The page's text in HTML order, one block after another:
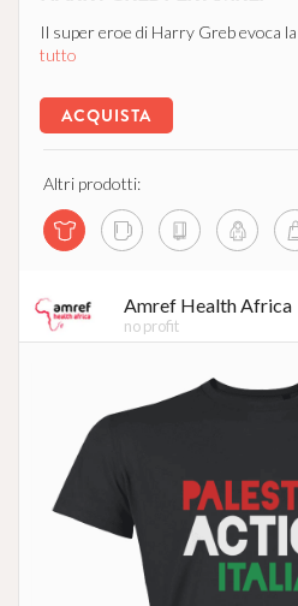
Il super eroe di Harry Greb evoca
tutto
ACQUISTA
Altri prodotti:
Amref Health Africa
no profit